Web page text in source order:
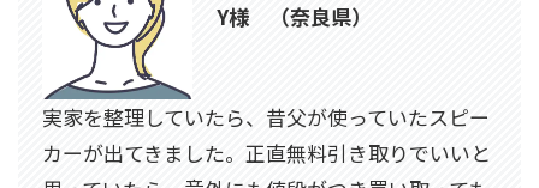
Y様 （奈良県）
実家を整理していたら、昔父が使っていたスピー
カーが出てきました。正直無料引き取りでいいと